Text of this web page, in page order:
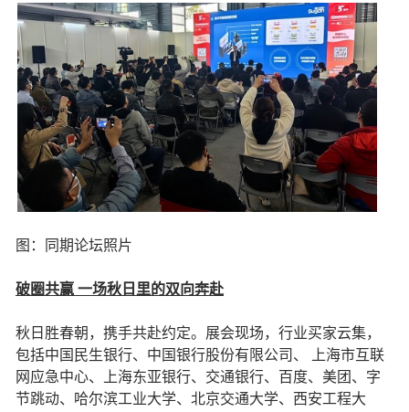
图：同期论坛照片
破圈共赢 一场秋日里的双向奔赴
秋日胜春朝，携手共赴约定。展会现场，行业买家云集，
包括中国民生银行、中国银行股份有限公司、 上海市互联
网应急中心、上海东亚银行、交通银行、百度、美团、字
节跳动、哈尔滨工业大学、北京交通大学、西安工程大